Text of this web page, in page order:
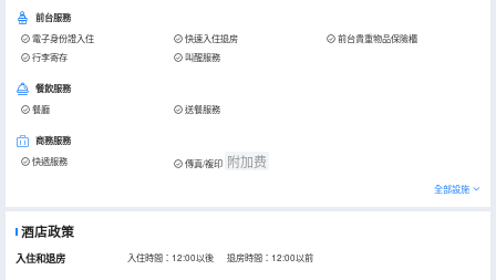
前台服務
電子身份證入住 快速入住退房
前台貴重物品保險櫃
行李寄存
叫醒服務
餐飲服務
餐廳 送餐服務
商務服務
快遞服務 傳真/複印 附加费
全部設施
酒店政策
入住和退房 入住時間：12:00以後 退房時間：12:00以前